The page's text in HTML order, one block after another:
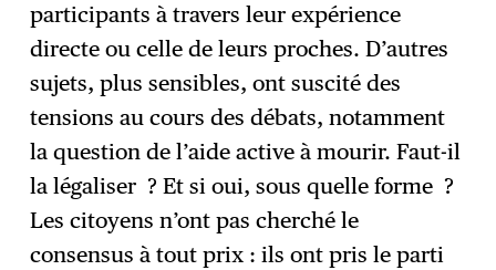
participants à travers leur expérience
directe ou celle de leurs proches. D’autres
sujets, plus sensibles, ont suscité des
tensions au cours des débats, notamment
la question de l’aide active à mourir. Faut-il
la légaliser ? Et si oui, sous quelle forme ?
Les citoyens n’ont pas cherché le
consensus à tout prix : ils ont pris le parti